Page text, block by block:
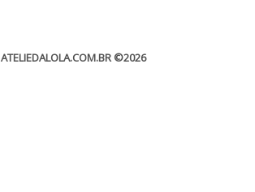
ATELIEDALOLA.COM.BR©2026